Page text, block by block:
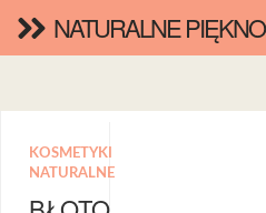
NATURALNE PIĘKNO
KOSMETYKI
NATURALNE